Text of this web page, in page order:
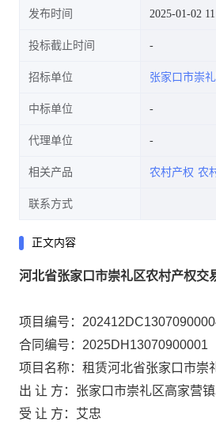
发布时间 2025-01-02
投标截止时间
招标单位 张家口市崇
中标单位
代理单位
相关产品 农村产权 农
联系方式
正文内容
河北省张家口市崇礼区农村产权交
项目编号：
合同编号：2025DH13070900001
项目名称：租赁河北省张家口市崇
出 让 方：张家口市崇礼区高家营
受 让 方：艾忠